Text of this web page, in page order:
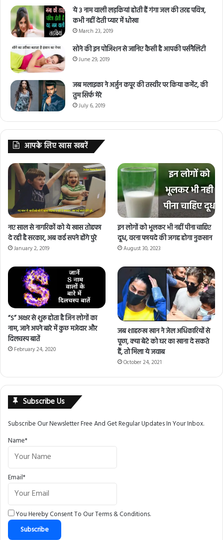
ये 3 नाम वाली लड़कियां होती हैं गंगा जल की तरह पवित्र,
कभी नहीं देती प्यार में धोखा
March 23, 2019
सोने की इन पोजिशन से जानिए कैसी है आपकी पर्सनैलिटी
June 29, 2019
जब मलाइका ने अर्जुन कपूर की तस्वीर पर किया कमेंट, की
तुम सिर्फ मेरे
July 6, 2019
आपके लिए खास खबरें
नए साल से नागरिकों को ये खास तोहफा
दे रही है सरकार, अब कई सपने होंगे पुरे
January 2, 2019
इन लोगों को भूलकर भी नहीं पीना चाहिए
दूध, वरना फायदे की जगह होगा नुकसान
August 30, 2023
“S” अक्षर से शुरू होता है जिन लोगों का
नाम, जाने अपने बारे में कुछ मजेदार और
दिलचस्प बातें
February 24, 2020
जब शाहरुख खान ने जेल अधिकारियों से
पूछा, क्या बेटे को घर का खाना दे सकते
हैं, तो मिला ये जवाब
October 24, 2021
Subscribe Us
Subscribe Our Newsletter Free And Get Regular Updates In Your Inbox.
Name*
Email*
You Hereby Consent To OurTerms & Conditions.